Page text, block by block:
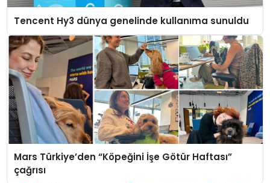
Tencent Hy3 dünya genelinde kullanıma sunuldu
Mars Türkiye’den “Köpeğini İşe Götür Haftası”
çağrısı